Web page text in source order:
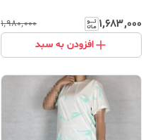
۱٬۶۸۳٬۰۰۰ ۱٬۹۸۰٬۰۰۰
افزودن به سبد